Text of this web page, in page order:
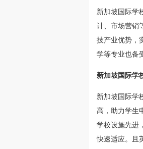
新加坡国际学
计、市场营销
技产业优势，
学等专业也备
新加坡国际学
新加坡国际学
高，助力学生
学校设施先进
快速适应。且